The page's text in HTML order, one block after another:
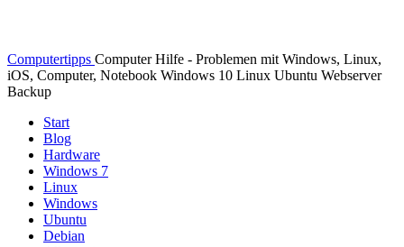
Computertipps Computer Hilfe - Problemen mit Windows, Linux,
iOS, Computer, Notebook Windows 10 Linux Ubuntu Webserver
Backup
Start
Blog
Hardware
Windows 7
Linux
Windows
Ubuntu
Debian